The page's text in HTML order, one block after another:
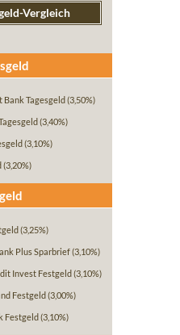
Vergleich
Bank Tagesgeld (3,50%)
(3,40%)
(3,10%)
(3,20%)
(3,25%)
Plus Sparbrief(3,10%)
Invest Festgeld (3,10%)
Festgeld (3,00%)
Festgeld (3,10%)